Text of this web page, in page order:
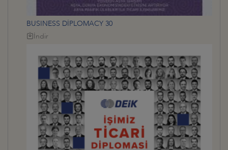
BUSINESS DİPLOMACY 30
İndir